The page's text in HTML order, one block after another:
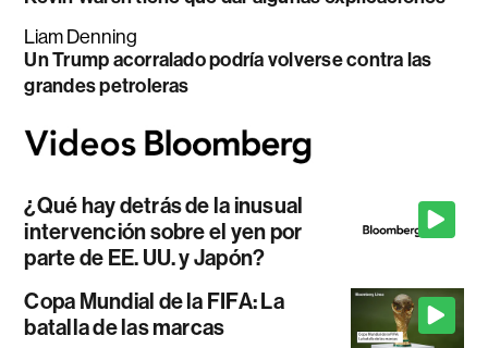
Liam Denning
Un Trump acorralado podría volverse contra las
grandes petroleras
¿Qué hay detrás de la inusual
intervención sobre el yen por
parte de EE. UU. y Japón?
Copa Mundial de la FIFA: La
batalla de las marcas